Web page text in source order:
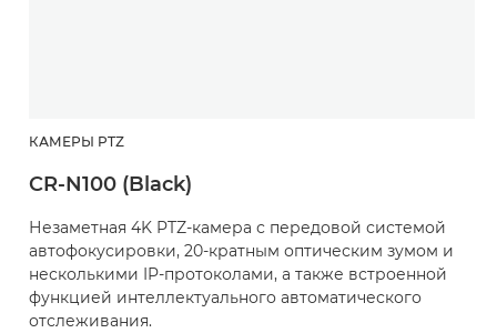
КАМЕРЫ PTZ
CR-N100 (Black)
Незаметная 4K PTZ-камера с передовой системой
автофокусировки, 20-кратным оптическим зумом и
несколькими IP-протоколами, а также встроенной
функцией интеллектуального автоматического
отслеживания.